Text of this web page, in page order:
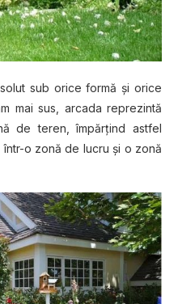
sub orice formă şi orice
mai sus, arcada reprezintă
de teren, împărţind astfel
o zonă de lucru şi o zonă